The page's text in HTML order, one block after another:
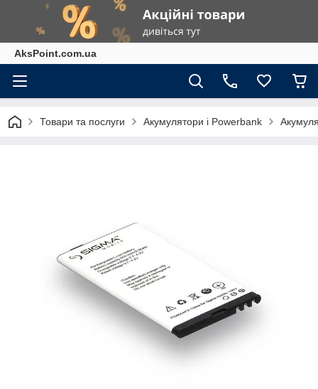
AksPoint.com.ua
Товари та послуги Акумулятори і Powerbank